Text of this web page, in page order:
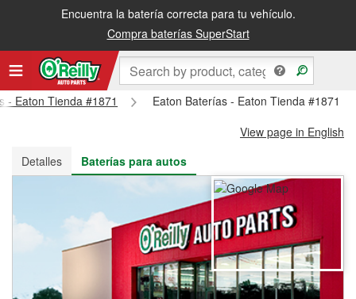
Encuentra la batería correcta para tu vehículo.
Compra baterías SuperStart
Recibe tu orden gratis al día siguiente o recógela en la tienda
- Eaton Tienda #1871
Eaton Baterías - Eaton Tienda #1871
View page in English
Detalles
Baterías para autos